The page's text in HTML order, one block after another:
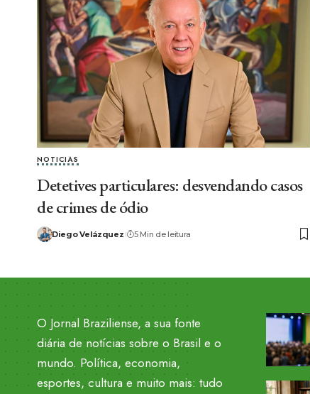
NOTICIAS
Detetives particulares: desvendando casos
de crimes de ódio
Diego Velázquez 5 Min de leitura
O Jornal Braziliense, a sua fonte
diária de notícias sobre o Brasil e o
mundo. Política, economia,
esportes, cultura e muito mais: tudo